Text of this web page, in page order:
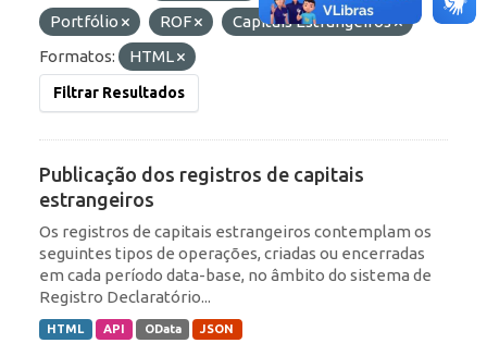
Portfólio
ROF
Capitais Estrangeiros
Formatos:
HTML
Filtrar Resultados
Publicação dos registros de capitais
estrangeiros
Os registros de capitais estrangeiros contemplam os
seguintes tipos de operações, criadas ou encerradas
em cada período data-base, no âmbito do sistema de
Registro Declaratório...
HTML API OData JSON